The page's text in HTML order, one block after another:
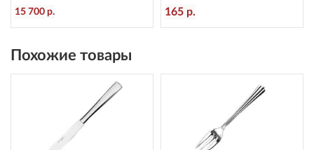
15 700 р.
165 р.
Похожие товары